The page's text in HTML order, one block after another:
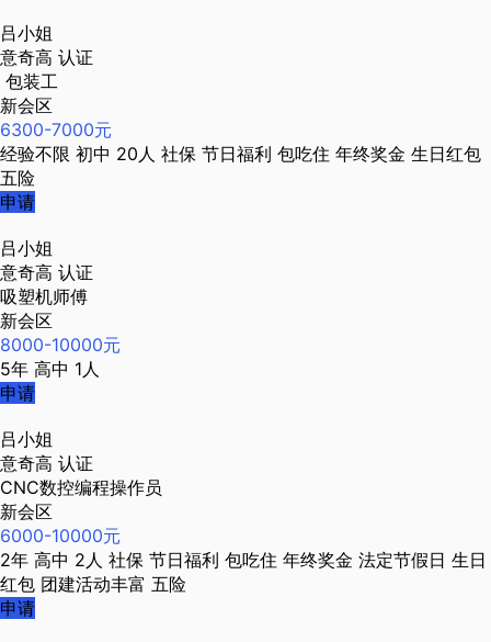
吕小姐
意奇高 认证
包装工
新会区
6300-7000元
经验不限 初中 20人 社保 节日福利 包吃住 年终奖金 生日红包
五险
申请
吕小姐
意奇高 认证
吸塑机师傅
新会区
8000-10000元
5年 高中 1人
申请
吕小姐
意奇高 认证
CNC数控编程操作员
新会区
6000-10000元
2年 高中 2人 社保 节日福利 包吃住 年终奖金 法定节假日 生日
红包 团建活动丰富 五险
申请